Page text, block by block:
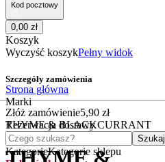
Kod pocztowy
0,00 zł
Koszyk
Wyczyść koszykPełny widok
Szczegóły zamówienia
Złóż zamówienie5,90 zł
Rezerwacja dostawy
Czego szukasz?
Szukaj
KategorieKategorie sklepu
Strona główna
Marki
THYME & BLACKCURRANT